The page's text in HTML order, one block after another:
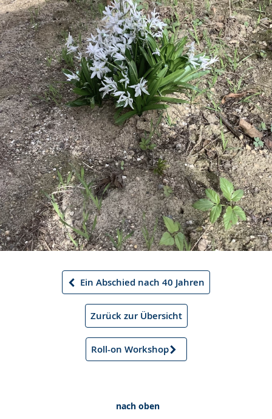
Vorheriger
Artikel
Ein Abschied nach 40 Jahren
Zurück zur Übersicht
Roll-on Workshop
Nächster
nach oben